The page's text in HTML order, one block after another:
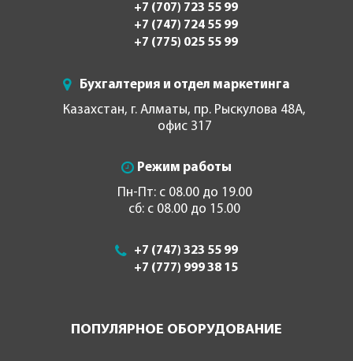
+7 (707) 723 55 99
+7 (747) 724 55 99
+7 (775) 025 55 99
Бухгалтерия и отдел маркетинга
Казахстан, г. Алматы, пр. Рыскулова 48А,
офис 317
Режим работы
Пн-Пт: с 08.00 до 19.00
сб: с 08.00 до 15.00
+7 (747) 323 55 99
+7 (777) 999 38 15
ПОПУЛЯРНОЕ ОБОРУДОВАНИЕ